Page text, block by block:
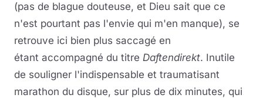
(pas de blague douteuse, et Dieu sait que ce
n'est pourtant pas l'envie qui m'en manque), se
retrouve ici bien plus saccagé en
étant accompagné du titre Daftendirekt. Inutile
de souligner l'indispensable et traumatisant
marathon du disque, sur plus de dix minutes, qui